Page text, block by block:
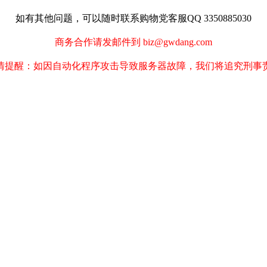
如有其他问题，可以随时联系购物党客服QQ 3350885030
商务合作请发邮件到 biz@gwdang.com
提醒：如因自动化程序攻击导致服务器故障，我们将追究刑事